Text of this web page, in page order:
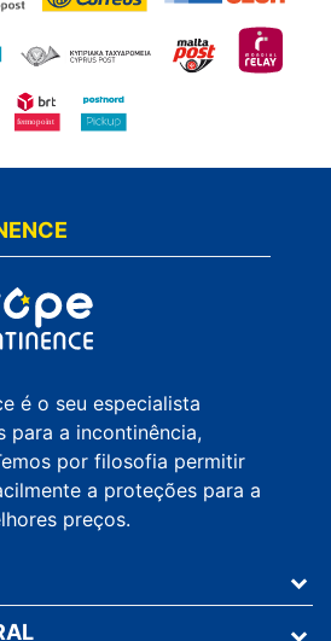
é o seu especialista
para a incontinência,
por filosofia permitir
a proteções para a
preços.